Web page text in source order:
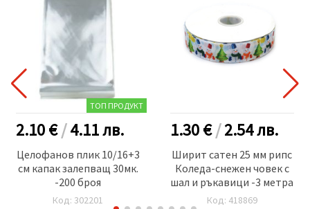
ТОП ПРОДУКТ
2.10 €/4.11лв.
Целофанов плик 10/16+3
см капак залепващ 30мк.
-200 броя
Код: 302201
1.30 €/2.54лв.
Ширит сатен 25 мм рипс
Коледа-снежен човек с
шал и ръкавици -3 метра
Код: 418869